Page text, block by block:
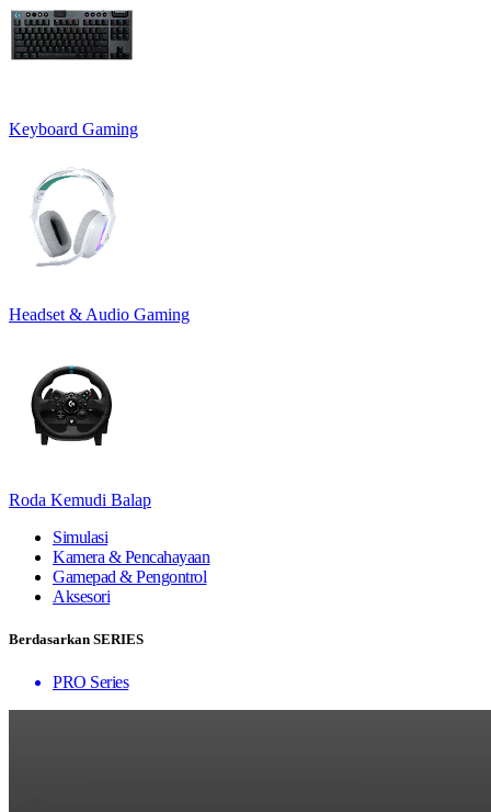
Keyboard Gaming
Headset & Audio Gaming
Roda Kemudi Balap
Simulasi
Kamera & Pencahayaan
Gamepad & Pengontrol
Aksesori
Berdasarkan SERIES
PRO Series